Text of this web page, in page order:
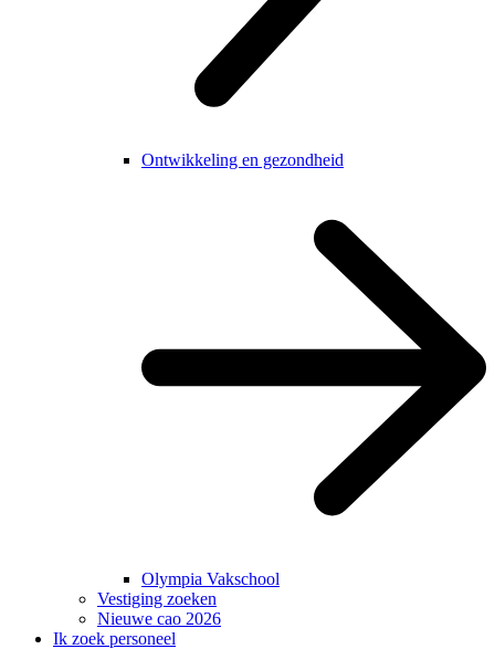
Ontwikkeling en gezondheid
Olympia Vakschool
Vestiging zoeken
Nieuwe cao 2026
Ik zoek personeel